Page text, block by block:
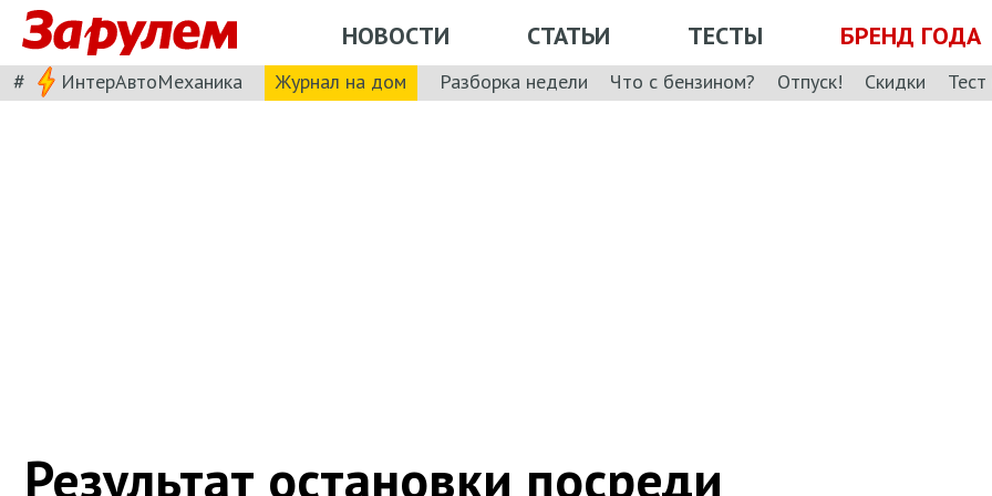
НОВОСТИ СТАТЬИ ТЕСТЫ БРЕНД ГОДА
# ИнтерАвтоМеханика Журнал на дом Разборка недели Что с бензином? Отпуск! Скидки
Результат остановки посреди